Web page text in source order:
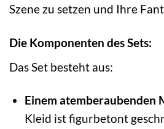
Szene zu setzen und Ihre
Die Komponenten des Sets:
Das Set besteht aus:
Einem atemberaubenden
Kleid ist figurbetont